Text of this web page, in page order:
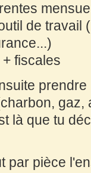
de travail
fiscales
prendre
gaz,
là que tu
par pièce